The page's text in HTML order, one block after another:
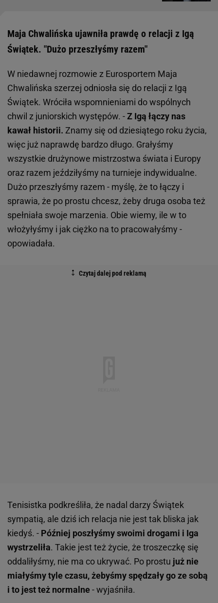
Maja Chwalińska ujawniła prawdę o relacji z Igą
Świątek. "Dużo przeszłyśmy razem"
W niedawnej rozmowie z Eurosportem Maja
Chwalińska szerzej odniosła się do relacji z Igą
Świątek. Wróciła wspomnieniami do wspólnych
chwil z juniorskich występów. -Z Igą łączy nas
kawał historii. Znamy się od dziesiątego roku życia,
więc już naprawdę bardzo długo. Grałyśmy
wszystkie drużynowe mistrzostwa świata i Europy
oraz razem jeździłyśmy na turnieje indywidualne.
Dużo przeszłyśmy razem - myślę, że to łączy i
sprawia, że po prostu chcesz, żeby druga osoba też
spełniała swoje marzenia. Obie wiemy, ile w to
włożyłyśmy i jak ciężko na to pracowałyśmy -
opowiadała.
Tenisistka podkreśliła, że nadal darzy Świątek
sympatią, ale dziś ich relacja nie jest tak bliska jak
kiedyś. - Później poszłyśmy swoimi drogami i Iga
wystrzeliła. Takie jest też życie, że troszeczkę się
oddaliłyśmy, nie ma co ukrywać. Po prostu już nie
miałyśmy tyle czasu, żebyśmy spędzały go ze sobą
i to jest też normalne- wyjaśniła.